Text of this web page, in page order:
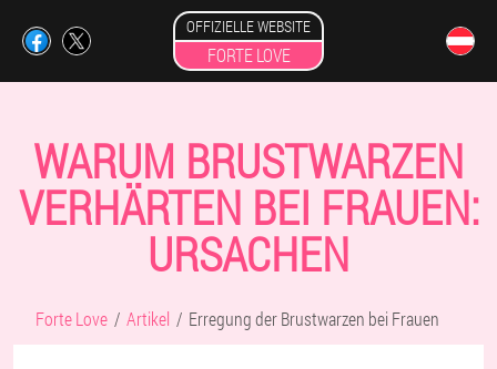
OFFIZIELLE WEBSITE
FORTE LOVE
WARUM BRUSTWARZEN
VERHÄRTEN BEI FRAUEN:
URSACHEN
Forte Love Artikel Erregung der Brustwarzen bei Frauen